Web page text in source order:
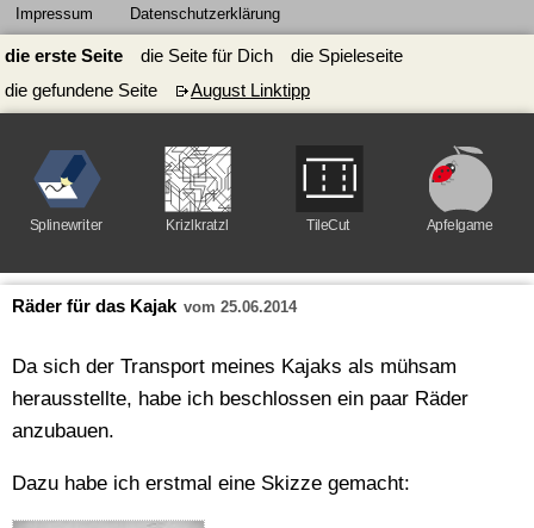
Impressum Datenschutzerklärung
die erste Seite die Seite für Dich
die Spieleseite
die gefundene Seite
August Linktipp
Splinewriter Krizlkratzl TileCut Apfelgame
Räder für das Kajak vom 25.06.2014
Da sich der Transport meines Kajaks als mühsam
herausstellte, habe ich beschlossen ein paar Räder
anzubauen.
Dazu habe ich erstmal eine Skizze gemacht: